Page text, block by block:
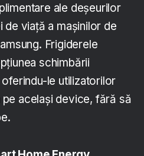
ale deșeurilor
de viață a mașinilor de
Frigiderele
schimbării
le utilizatorilor
pe același device, fără să